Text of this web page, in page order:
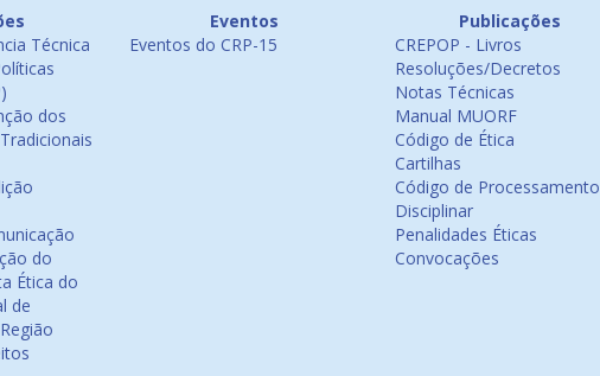
Técnica
dos
do
Ética do
de
Eventos
Eventos do CRP-15
Publicações
CREPOP - Livros
Resoluções/Decretos
Notas Técnicas
Manual MUORF
Código de Ética
Cartilhas
Código de Processamento
Disciplinar
Penalidades Éticas
Convocações